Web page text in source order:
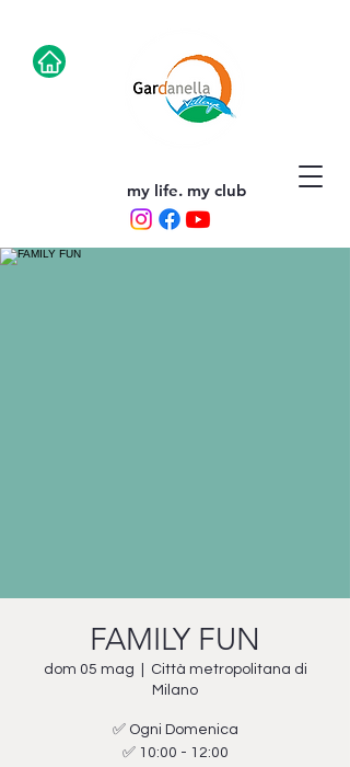
my life. my club
FAMILY FUN
dom 05 mag
Città metropolitana di
Milano
✅ Ogni Domenica
✅ 10:00 - 12:00